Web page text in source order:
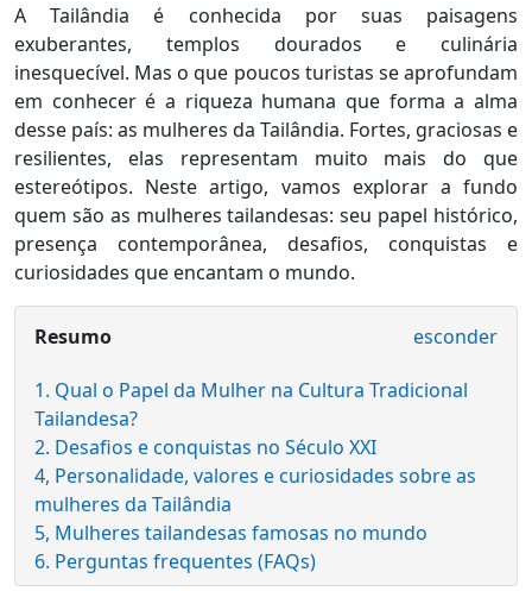
A Tailândia é conhecida por suas paisagens
exuberantes, templos dourados e culinária
inesquecível. Mas o que poucos turistas se aprofundam
em conhecer é a riqueza humana que forma a alma
desse país: as mulheres da Tailândia. Fortes, graciosas e
resilientes, elas representam muito mais do que
estereótipos. Neste artigo, vamos explorar a fundo
quem são as mulheres tailandesas: seu papel histórico,
presença contemporânea, desafios, conquistas e
curiosidades que encantam o mundo.
Resumo esconder
1. Qual o Papel da Mulher na Cultura Tradicional
Tailandesa?
2. Desafios e conquistas no Século XXI
4, Personalidade, valores e curiosidades sobre as
mulheres da Tailândia
5, Mulheres tailandesas famosas no mundo
6. Perguntas frequentes (FAQs)